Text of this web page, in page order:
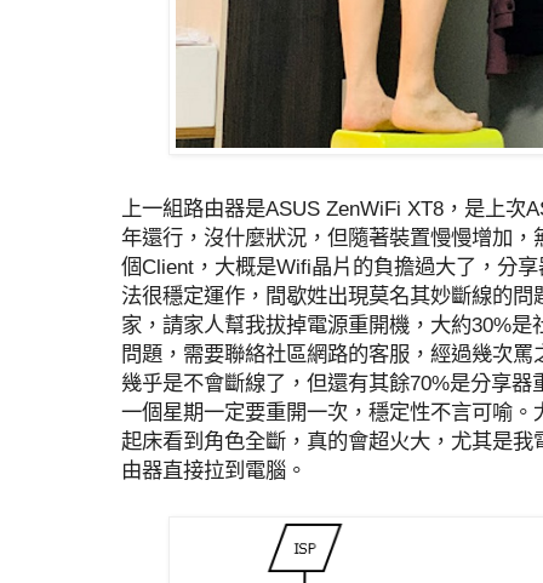
上一組路由器是ASUS ZenWiFi XT8，是上次
年還行，沒什麼狀況，但隨著裝置慢慢增加
個Client，大概是Wifi晶片的負擔過大了，分
法很穩定運作，間歇姓出現莫名其妙斷線的
家，請家人幫我拔掉電源重開機，大約30%
問題，需要聯絡社區網路的客服，經過幾次
幾乎是不會斷線了，但還有其餘70%是分享
一個星期一定要重開一次，穩定性不言可喻
起床看到角色全斷，真的會超火大，尤其是
由器直接拉到電腦。